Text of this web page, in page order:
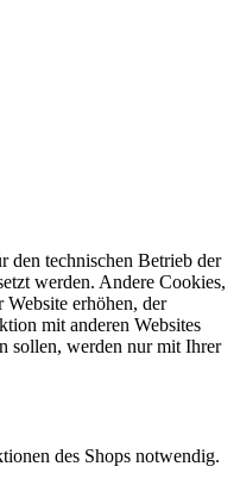
den technischen Betrieb der
werden. Andere Cookies,
erhöhen, der
mit anderen Websites
sollen, werden nur mit Ihrer
des Shops notwendig.